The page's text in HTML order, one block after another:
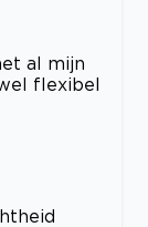
al mijn
flexibel